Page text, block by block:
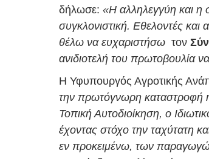
δήλωσε: «Η αλληλεγγύη και η
συγκλονιστική. Εθελοντές και
θέλω να ευχαριστήσω τον
ανιδιοτελή του πρωτοβουλία
Η Υφυπουργός Αγροτικής
την πρωτόγνωρη καταστροφή
Τοπική Αυτοδιοίκηση, ο
έχοντας στόχο την ταχύτατη
εν προκειμένω, των